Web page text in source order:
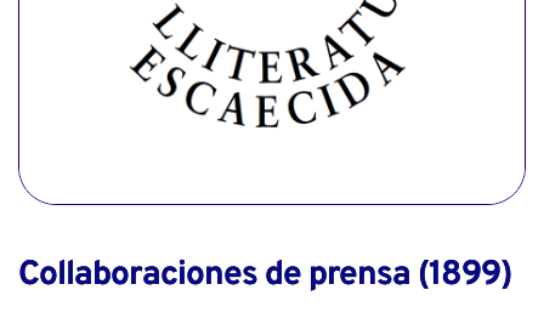
Collaboraciones de prensa (1899)